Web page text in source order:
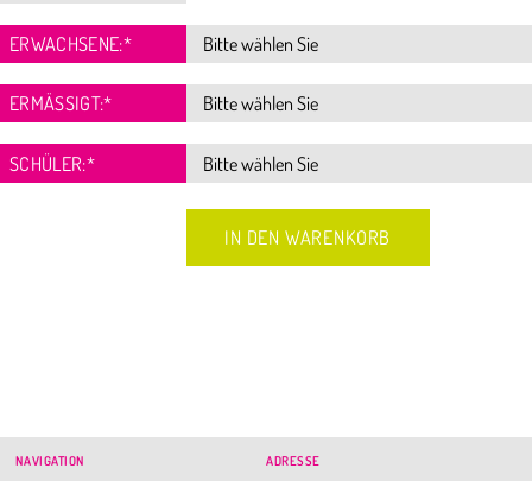
ERWACHSENE:*
ERMÄSSIGT:*
SCHÜLER:*
NAVIGATION
ADRESSE